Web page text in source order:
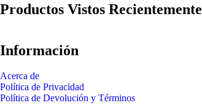
Productos Vistos Recientemente
Información
Acerca de
Política de Privacidad
Política de Devolución y Términos